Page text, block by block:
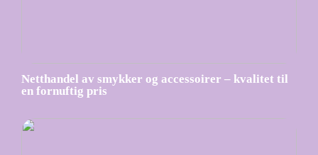
Netthandel av smykker og accessoirer – kvalitet til
en fornuftig pris